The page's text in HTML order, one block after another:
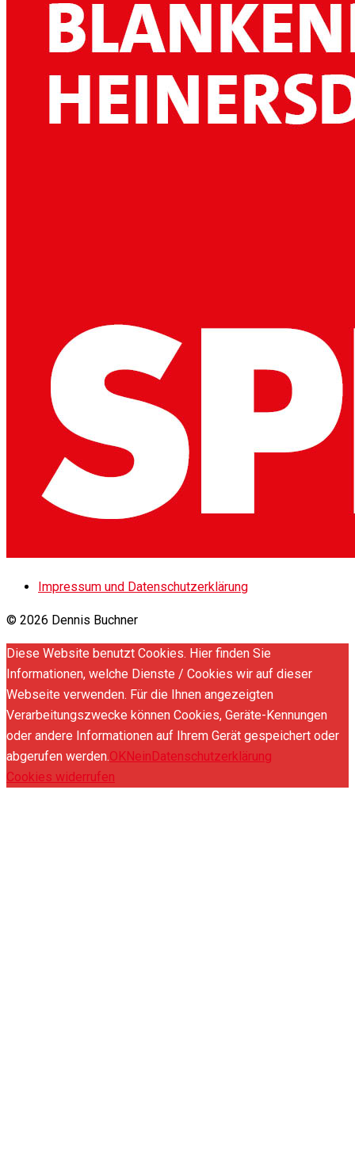
Impressum und Datenschutzerklärung
© 2026 Dennis Buchner
Diese Website benutzt Cookies. Hier finden Sie
Informationen, welche Dienste / Cookies wir auf dieser
Webseite verwenden. Für die Ihnen angezeigten
Verarbeitungszwecke können Cookies, Geräte-Kennungen
oder andere Informationen auf Ihrem Gerät gespeichert oder
abgerufen werden.OKNeinDatenschutzerklärung
Cookies widerrufen